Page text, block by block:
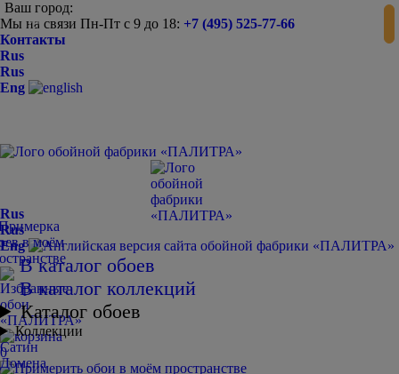
Ваш город:
Мы на связи Пн-Пт с 9 до 18: +7 (495) 525-77-66
Контакты
Rus
Rus
Eng
0
Rus
Rus
Eng
В каталог обоев
В каталог коллекций
Каталог обоев
Коллекции
Сатин
Домена
-